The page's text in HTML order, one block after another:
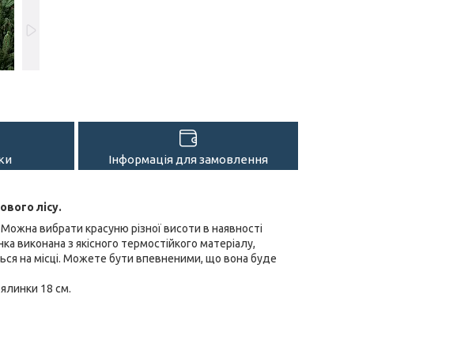
Інформація для замовлення
лісу.
вибрати красуню різної висоти в наявності
виконана з якісного термостійкого матеріалу,
на місці. Можете бути впевненими, що вона буде
ялинки 18 см.